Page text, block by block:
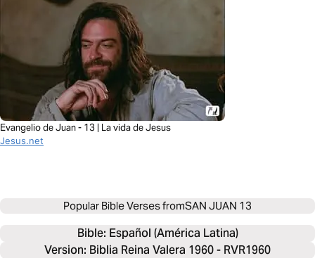
Evangelio de Juan - 13 | La vida de Jesus
Jesus.net
Popular Bible Verses fromSAN JUAN 13
Bible: Español (América Latina)
Version: Biblia Reina Valera 1960 - RVR1960